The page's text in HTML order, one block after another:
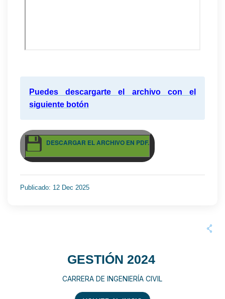
Puedes descargarte el archivo con el
siguiente botón
DESCARGAR EL ARCHIVO EN PDF.
Publicado: 12 Dec 2025
GESTIÓN 2024
CARRERA DE INGENIERÍA CIVIL